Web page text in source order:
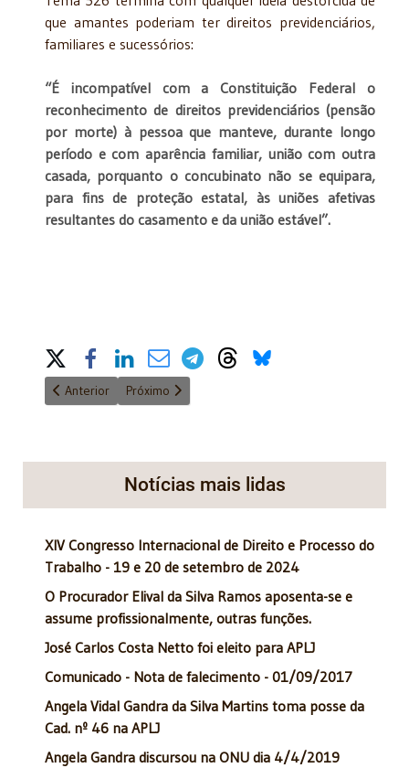
que amantes poderiam ter direitos previdenciários,
familiares e sucessórios:
“É incompatível com a Constituição Federal o
reconhecimento de direitos previdenciários (pensão
por morte) à pessoa que manteve, durante longo
período e com aparência familiar, união com outra
casada, porquanto o concubinato não se equipara,
para fins de proteção estatal, às uniões afetivas
resultantes do casamento e da união estável”.
Share on Social Media
Artigo anterior: Juristas de destaque são homenageados pela
Anterior Próximo artigo: Fábio Prieto é eleito para ocupar
Próximo
Notícias mais lidas
XIV Congresso Internacional de Direito e Processo do
Trabalho - 19 e 20 de setembro de 2024
O Procurador Elival da Silva Ramos aposenta-se e
assume profissionalmente, outras funções.
José Carlos Costa Netto foi eleito para APLJ
Comunicado - Nota de falecimento - 01/09/2017
Angela Vidal Gandra da Silva Martins toma posse da
Cad. nº 46 na APLJ
Angela Gandra discursou na ONU dia 4/4/2019